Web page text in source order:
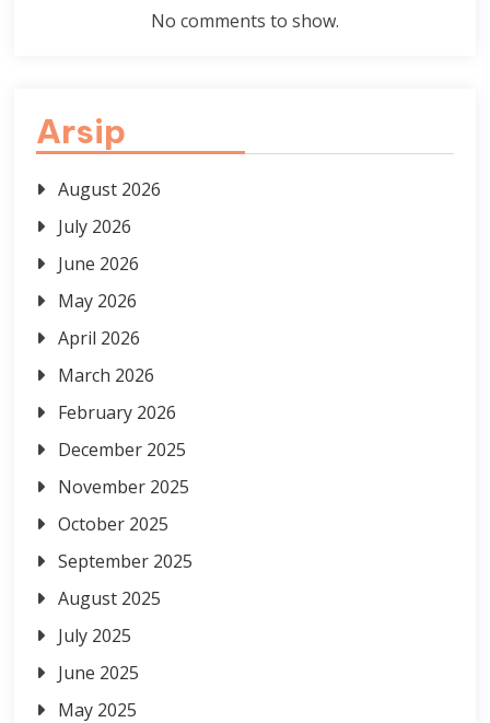
No comments to show.
Arsip
August 2026
July 2026
June 2026
May 2026
April 2026
March 2026
February 2026
December 2025
November 2025
October 2025
September 2025
August 2025
July 2025
June 2025
May 2025